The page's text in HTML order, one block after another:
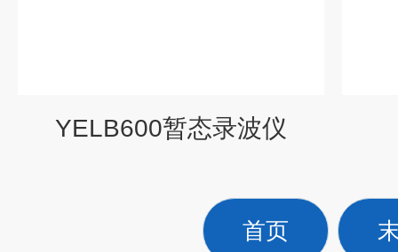
YELB600暂态录波仪
首页